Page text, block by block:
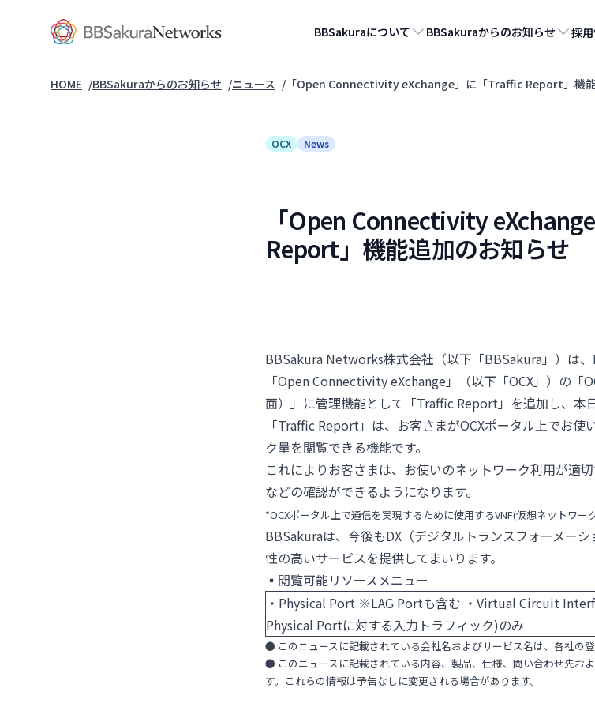
BBSakura Networks BBSakuraについて BBSakuraからのお知らせ 採
HOME BBSakuraからのお知らせ ニュース 「Open Connectivity eXchange」に「Traffic Report」機
OCX News
「Open Connectivity
Report」機能追加のお知らせ
BBSakura Networks株式会社（以下「BBSakura」）は
「Open Connectivity eXchange」（以下「OCX」）の「
面）」に管理機能として「Traffic Report」を追加し、本
「Traffic Report」は、お客さまがOCXポータル上でお使
ク量を閲覧できる機能です。
これによりお客さまは、お使いのネットワーク利用が適
などの確認ができるようになります。
*OCXポータル上で通信を実現するために使用するVNF(仮想ネットワーク
BBSakuraは、今後もDX（デジタルトランスフォーメー
性の高いサービスを提供してまいります。
▪︎閲覧可能リソースメニュー
・Physical Port ※LAG Portも含む ・Virtual Circuit
Physical Portに対する入力トラフィック)のみ
● このニュースに記載されている会社名およびサービス名は、各社の登
● このニュースに記載されている内容、製品、仕様、問い合わせ先お
す。これらの情報は予告なしに変更される場合があります。